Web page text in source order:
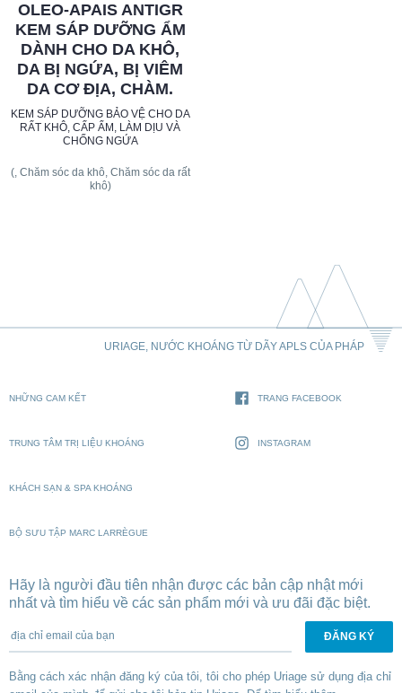
OLEO-APAIS ANTIGR
KEM SÁP DƯỠNG ẨM
DÀNH CHO DA KHÔ,
DA BỊ NGỨA, BỊ VIÊM
DA CƠ ĐỊA, CHÀM.
KEM SÁP DƯỠNG BẢO VỆ CHO DA
RẤT KHÔ, CẤP ẨM, LÀM DỊU VÀ
CHỐNG NGỨA
(, Chăm sóc da khô, Chăm sóc da rất
khô)
URIAGE, NƯỚC KHOÁNG TỪ DÃY APLS CỦA PHÁP
NHỮNG CAM KẾT
TRUNG TÂM TRỊ LIỆU KHOÁNG
KHÁCH SẠN & SPA KHOÁNG
BỘ SƯU TẬP MARC LARRÈGUE
TRANG FACEBOOK
INSTAGRAM
Hãy là người đầu tiên nhận được các bản cập nhật mới
nhất và tìm hiểu về các sản phẩm mới và ưu đãi đặc biệt.
địa chỉ email của bạn
Bằng cách xác nhận đăng ký của tôi, tôi cho phép Uriage sử dụng địa chỉ